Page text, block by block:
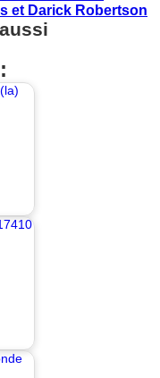
et Darick Robertson